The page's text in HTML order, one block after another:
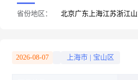
省份地区： 北京广东 上海江苏浙江
2026-08-07 上海市 宝山区